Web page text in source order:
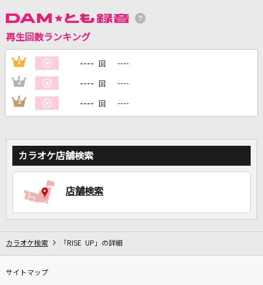
カラオケをもっと楽しもう！
自宅でカラオケ歌い放題！
再生回数ランキング
1 ---- 回 ----
2 ---- 回 ----
3 ---- 回 ----
カラオケ店舗検索
店舗検索
カラオケ検索 「RISE UP」の詳細
サイトマップ